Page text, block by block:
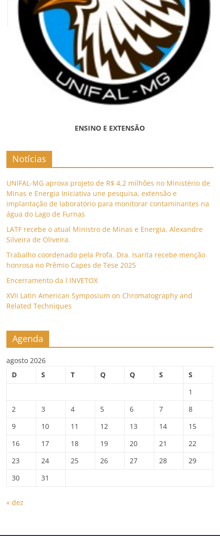
ENSINO E EXTENSÃO
Notícias
UNIFAL-MG aprova projeto de R$ 4,2 milhões no Ministério de
Minas e Energia Iniciativa une pesquisa, extensão e
implantação de laboratório para monitorar contaminantes na
água do Lago de Furnas
LATF recebe o atual Ministro de Minas e Energia, Alexandre
Silveira de Oliveira.
Trabalho coordenado pela Profa. Dra. Isarita recebe menção
honrosa no Prêmio Capes de Tese 2025
Encerramento da I INVETOX
XVII Latin American Symposium on Chromatography and
Related Techniques
Agenda
agosto 2026
D
S T Q Q S
S
1
2
3 4 5 6 7
8
9
10 11 12 13 14
15
16
17 18 19 20 21
22
23
24 25 26 27 28
29
30
31
« dez